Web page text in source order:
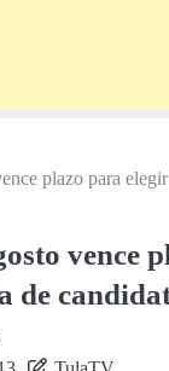
plazo para
vence
de